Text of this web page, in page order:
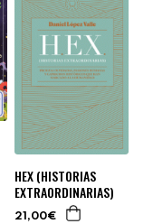
HEX (HISTORIAS
EXTRAORDINARIAS)
21,00€